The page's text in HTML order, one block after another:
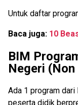
Untuk daftar
Baca juga: 10
BIM
Negeri (Non
Ada 1 program
peserta didik